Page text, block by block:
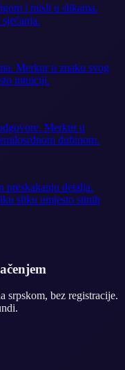
i misli u slikama.
Merkur u znaku svog
intuiciji.
Merkur u
dubinom.
preskakanju detalja.
sliku umjesto sitnih
srpskom, bez registracije.